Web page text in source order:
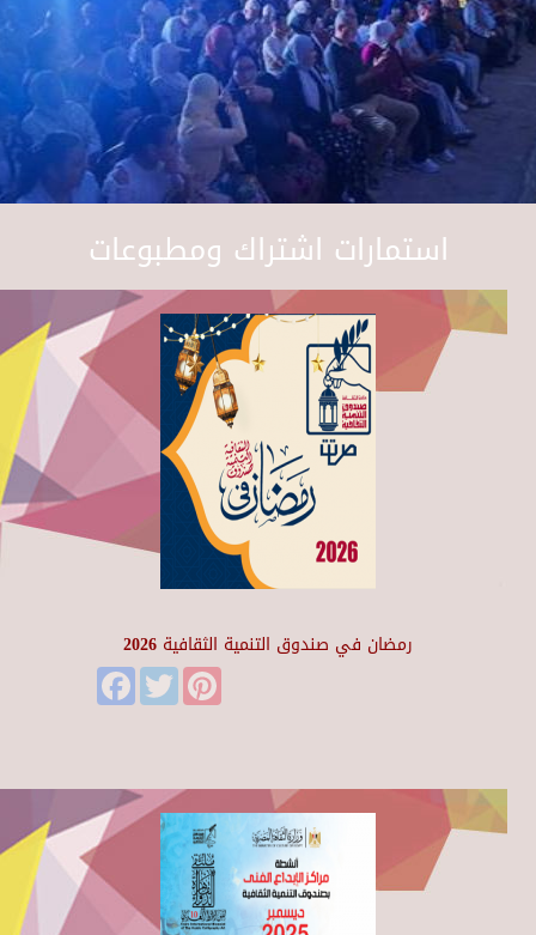
استمارات اشتراك ومطبوعات
رمضان في صندوق التنمية الثقافية 2026
FacebookTwitter